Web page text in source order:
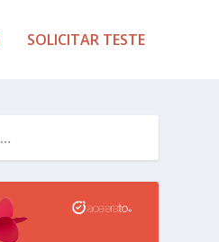
SOLICITAR TESTE